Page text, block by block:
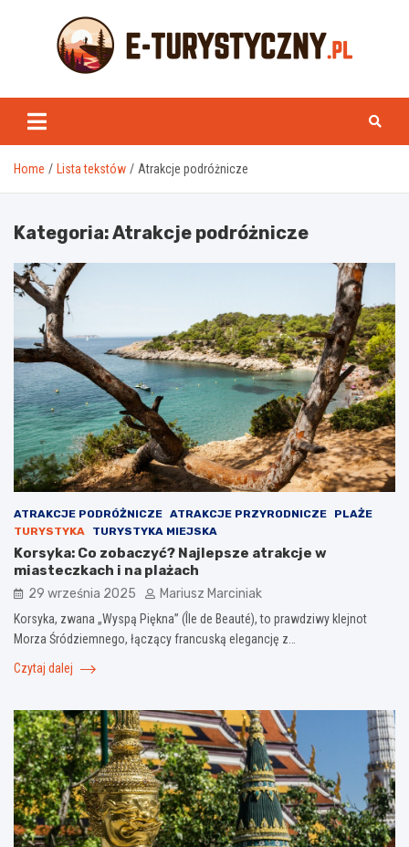
e-turystyczny.pl
Home Lista tekstów Atrakcje podróżnicze
Kategoria:Atrakcje podróżnicze
ATRAKCJE PODRÓŻNICZE ATRAKCJE PRZYRODNICZE
PLAŻE
TURYSTYKA
TURYSTYKA MIEJSKA
Korsyka: Co zobaczyć? Najlepsze atrakcje w
miasteczkach i na plażach
29 września 2025 Mariusz Marciniak
Korsyka, zwana „Wyspą Piękna” (Île de Beauté), to prawdziwy klejnot
Morza Śródziemnego, łączący francuską elegancję z…
Czytaj dalej